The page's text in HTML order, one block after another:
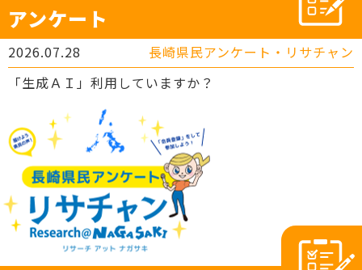
アンケート
2026.07.28
長崎県民アンケート・リサチャン
「生成ＡＩ」利用していますか？